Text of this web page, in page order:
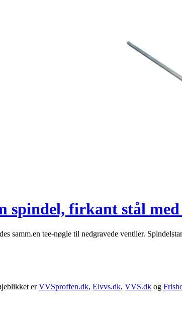
spindel, firkant stål
samm.en tee-nøgle til nedgravede ventiler.
erVVSproffen.dk, Elvvs.dk, VVS.dk og